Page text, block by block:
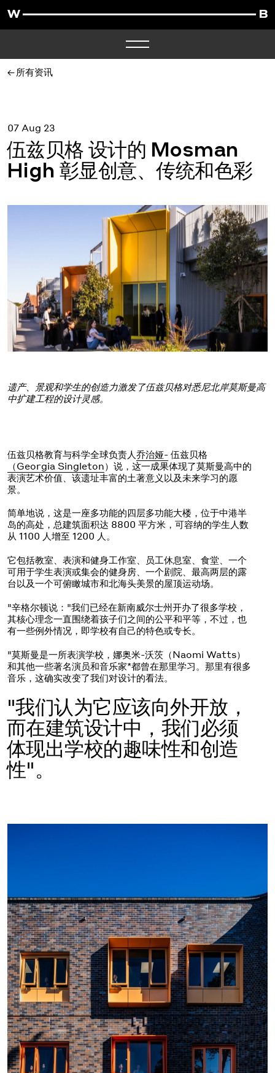
所有资讯
07 Aug 23
伍兹贝格 设计的 Mosman
High 彰显创意、传统和色彩
遗产、景观和学生的创造力激发了伍兹贝格对悉尼北岸莫斯曼高
中扩建工程的设计灵感。
伍兹贝格教育与科学全球负责人乔治娅- 伍兹贝格
（Georgia Singleton）说，这一成果体现了莫斯曼高中的
表演艺术价值、该遗址丰富的土著意义以及未来学习的愿
景。
简单地说，这是一座多功能的四层多功能大楼，位于中港半
岛的高处，总建筑面积达 8800 平方米，可容纳的学生人数
从 1100 人增至 1200 人。
它包括教室、表演和健身工作室、员工休息室、食堂、一个
可用于学生表演或集会的健身房、一个剧院、最高两层的露
台以及一个可俯瞰城市和北海头美景的屋顶运动场。
"辛格尔顿说："我们已经在新南威尔士州开办了很多学校，
其核心理念一直围绕着孩子们之间的公平和平等，不过，也
有一些例外情况，即学校有自己的特色或专长。
"莫斯曼是一所表演学校，娜奥米-沃茨（Naomi Watts）
和其他一些著名演员和音乐家*都曾在那里学习。那里有很多
音乐，这确实改变了我们对设计的看法。
"我们认为它应该向外开放，
而在建筑设计中，我们必须
体现出学校的趣味性和创造
性"。